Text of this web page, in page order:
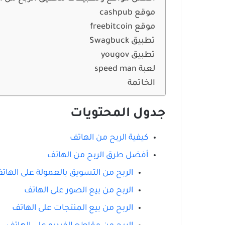
موقع cashpub
موقع freebitcoin
تطبيق Swagbuck
تطبيق yougov
لعبة speed man
الخاتمة
جدول المحتويات
كيفية الربح من الهاتف
أفضل طرق الربح من الهاتف
الربح من التسويق بالعمولة على
الربح من بيع الصور على الهاتف
الربح من بيع المنتجات على الهاتف